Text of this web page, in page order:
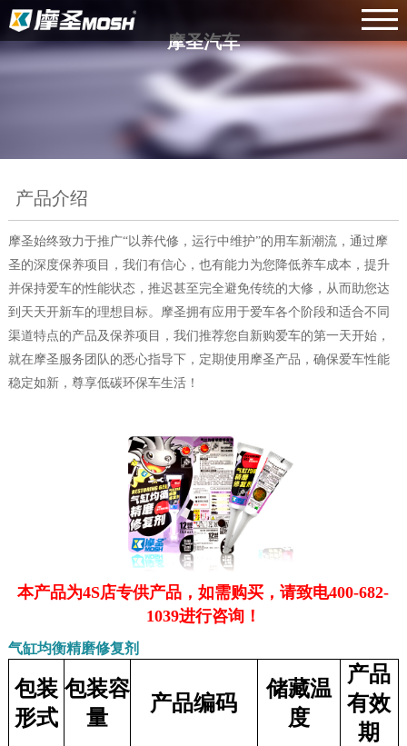
摩圣汽车
产品介绍
摩圣始终致力于推广“以养代修，运行中维护”的用车新潮流，通过摩
圣的深度保养项目，我们有信心，也有能力为您降低养车成本，提升
并保持爱车的性能状态，推迟甚至完全避免传统的大修，从而助您达
到天天开新车的理想目标。摩圣拥有应用于爱车各个阶段和适合不同
渠道特点的产品及保养项目，我们推荐您自新购爱车的第一天开始，
就在摩圣服务团队的悉心指导下，定期使用摩圣产品，确保爱车性能
稳定如新，尊享低碳环保车生活！
本产品为4S店专供产品，如需购买，请致电400-682-
1039进行咨询！
气缸均衡精磨修复剂
包装
形式
包装容
量
产品编码
储藏温
度
产品
有效
期